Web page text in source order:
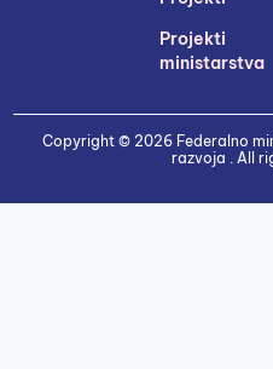
Projekti
ministarstva
Copyright © 2026 Federalno
razvoja . All